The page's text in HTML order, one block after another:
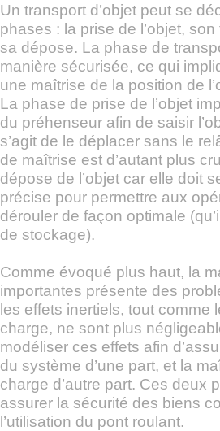
Un transport d’objet peut se
phases : la prise de l’objet,
sa dépose. La phase de
manière sécurisée, ce qui
une maîtrise de la position de
La phase de prise de l’objet
du préhenseur afin de saisir
s’agit de le déplacer sans le
de maîtrise est d’autant plus
dépose de l’objet car elle doit
précise pour permettre aux
dérouler de façon optimale
de stockage).
Comme évoqué plus haut, la
importantes présente des
les effets inertiels, tout comme
charge, ne sont plus
modéliser ces effets afin
du système d’une part, et la
charge d’autre part. Ces deux
assurer la sécurité des biens
l’utilisation du pont roulant.